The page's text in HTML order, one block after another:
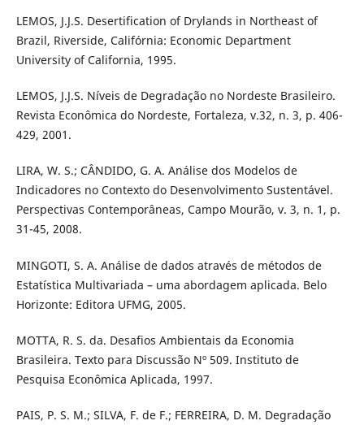
LEMOS, J.J.S. Desertification of Drylands in Northeast of
Brazil, Riverside, Califórnia: Economic Department
University of California, 1995.
LEMOS, J.J.S. Níveis de Degradação no Nordeste Brasileiro.
Revista Econômica do Nordeste, Fortaleza, v.32, n. 3, p. 406-
429, 2001.
LIRA, W. S.; CÂNDIDO, G. A. Análise dos Modelos de
Indicadores no Contexto do Desenvolvimento Sustentável.
Perspectivas Contemporâneas, Campo Mourão, v. 3, n. 1, p.
31-45, 2008.
MINGOTI, S. A. Análise de dados através de métodos de
Estatística Multivariada – uma abordagem aplicada. Belo
Horizonte: Editora UFMG, 2005.
MOTTA, R. S. da. Desafios Ambientais da Economia
Brasileira. Texto para Discussão Nº 509. Instituto de
Pesquisa Econômica Aplicada, 1997.
PAIS, P. S. M.; SILVA, F. de F.; FERREIRA, D. M. Degradação